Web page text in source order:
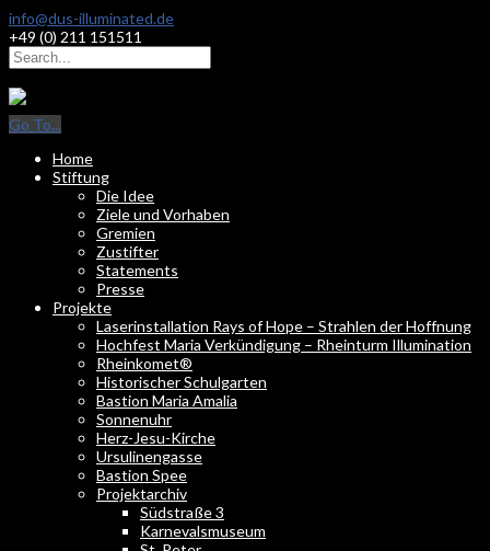
info@dus-illuminated.de
+49 (0) 211 151511
Go To...
Home
Stiftung
Die Idee
Ziele und Vorhaben
Gremien
Zustifter
Statements
Presse
Projekte
Laserinstallation Rays of Hope – Strahlen der Hoffnung
Hochfest Maria Verkündigung – Rheinturm Illumination
Rheinkomet®
Historischer Schulgarten
Bastion Maria Amalia
Sonnenuhr
Herz-Jesu-Kirche
Ursulinengasse
Bastion Spee
Projektarchiv
Südstraße 3
Karnevalsmuseum